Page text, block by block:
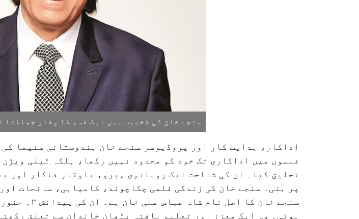
سنجے خان کی شخصیت میں ایک قسم کا وقار جھلکتا
اداکار، ہدایت کار اور پروڈیوسر سنجے خان ہندوستانی سنیما
فلموں میں اداکاری تک خود کو محدود نہیں رکھا، بلکہ ٹیلی
تخلیق کیا۔ ان کی شناخت ایک رومانوی ہیرو، باوقار فنکار اور
پر بنی۔ سنجے خان کی زندگی فلمی چکاچوند، کامیابی، سانحات
ہوئی۔ وہ ایک معزز اور تعلیم یافتہ پٹھان خاندان سے تعلق